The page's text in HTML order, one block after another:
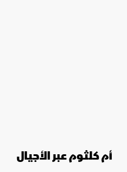
أم كلثوم عبر الأجيال